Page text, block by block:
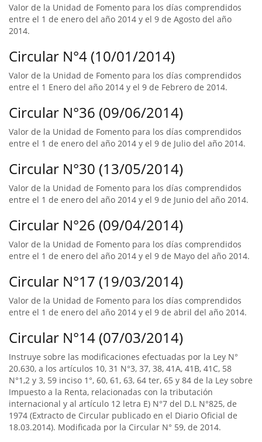
Valor de la Unidad de Fomento para los días comprendidos
entre el 1 de enero del año 2014 y el 9 de Agosto del año
2014.
Circular N°4 (10/01/2014)
Valor de la Unidad de Fomento para los días comprendidos
entre el 1 Enero del año 2014 y el 9 de Febrero de 2014.
Circular N°36 (09/06/2014)
Valor de la Unidad de Fomento para los días comprendidos
entre el 1 de enero del año 2014 y el 9 de Julio del año 2014.
Circular N°30 (13/05/2014)
Valor de la Unidad de Fomento para los días comprendidos
entre el 1 de enero del año 2014 y el 9 de Junio del año 2014.
Circular N°26 (09/04/2014)
Valor de la Unidad de Fomento para los días comprendidos
entre el 1 de enero del año 2014 y el 9 de Mayo del año 2014.
Circular N°17 (19/03/2014)
Valor de la Unidad de Fomento para los días comprendidos
entre el 1 de enero del año 2014 y el 9 de abril del año 2014.
Circular N°14 (07/03/2014)
Instruye sobre las modificaciones efectuadas por la Ley N°
20.630, a los artículos 10, 31 N°3, 37, 38, 41A, 41B, 41C, 58
N°1,2 y 3, 59 inciso 1°, 60, 61, 63, 64 ter, 65 y 84 de la Ley sobre
Impuesto a la Renta, relacionadas con la tributación
internacional y al artículo 12 letra E) N°7 del D.L N°825, de
1974 (Extracto de Circular publicado en el Diario Oficial de
18.03.2014). Modificada por la Circular N° 59, de 2014.